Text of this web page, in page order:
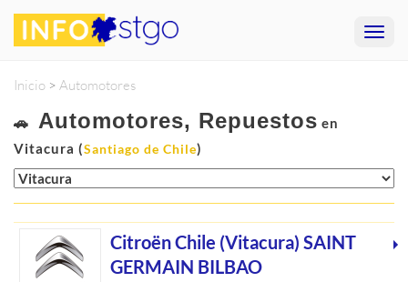
Inicio > Automotores
🚗 Automotores, Repuestos en
Vitacura (Santiago de Chile)
Citroën Chile (Vitacura) SAINT
GERMAIN BILBAO